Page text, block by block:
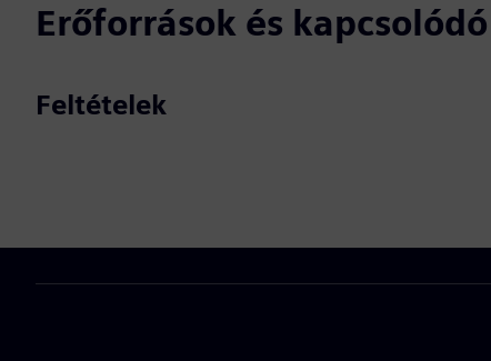
Erőforrások és
Feltételek